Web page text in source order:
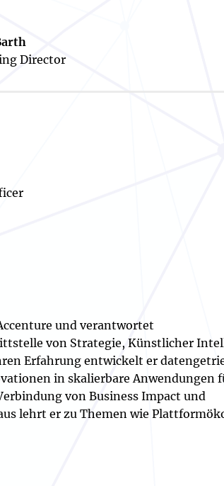
Director
und verantwortet
von Strategie, Künstlicher
Erfahrung entwickelt er
in skalierbare Anwendungen
von Business Impact und
lehrt er zu Themen wie